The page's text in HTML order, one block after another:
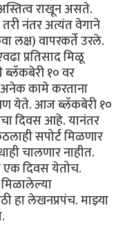
राखून असते.
नंतर अत्यंत वेगाने
लक्ष) वापरकर्ते उरले.
प्रतिसाद मिळू
ब्लॅकबेरी १० वर
कामे करताना
येते. आज ब्लॅकबेरी १०
दिवस आहे. यानंतर
सपोर्ट मिळणार
चालणार नाहीत.
एक दिवस येतोच.
हा लेखनप्रपंच. माझ्या